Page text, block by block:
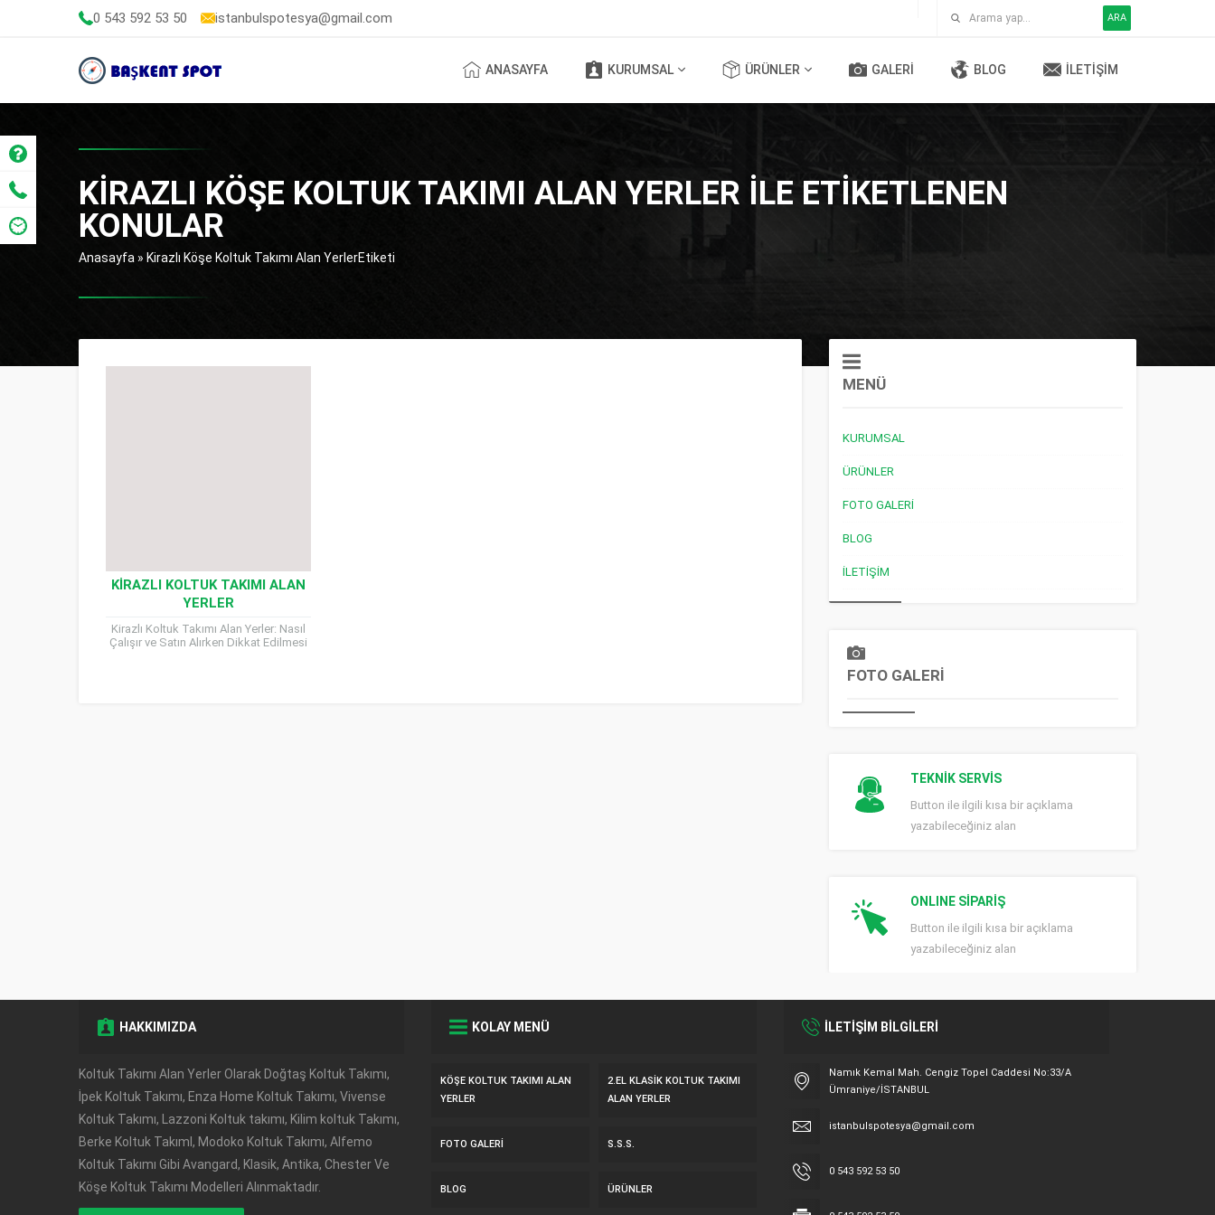
0 543 592 53 50 istanbulspotesya@gmail.com ARA
ANASAYFA KURUMSAL ÜRÜNLER GALERI BLOG İLETIŞIM
KIRAZLI KÖŞE KOLTUK TAKIMI ALAN YERLER ILE ETIKETLENEN
KONULAR
Anasayfa » Kirazlı Köşe Koltuk Takımı Alan YerlerEtiketi
KIRAZLI KOLTUK TAKIMI ALAN
YERLER
Kirazlı Koltuk Takımı Alan Yerler: Nasıl
Çalışır ve Satın Alırken Dikkat Edilmesi
MENÜ
KURUMSAL
ÜRÜNLER
FOTO GALERI
BLOG
İLETIŞIM
FOTO GALERİ
TEKNİK SERVİS
Button ile ilgili kısa bir açıklama
yazabileceğiniz alan
ONLINE SİPARİŞ
Button ile ilgili kısa bir açıklama
yazabileceğiniz alan
HAKKIMIZDA
Koltuk Takımı Alan Yerler Olarak Doğtaş Koltuk Takımı,
İpek Koltuk Takımı, Enza Home Koltuk Takımı, Vivense
Koltuk Takımı, Lazzoni Koltuk takımı, Kilim koltuk Takımı,
Berke Koltuk TakımI, Modoko Koltuk Takımı, Alfemo
Koltuk Takımı Gibi Avangard, Klasik, Antika, Chester Ve
Köşe Koltuk Takımı Modelleri Alınmaktadır.
KOLAY MENÜ
KÖŞE KOLTUK TAKIMI ALAN
YERLER
2.EL KLASIK KOLTUK TAKIMI
ALAN YERLER
FOTO GALERI S.S.S.
BLOG ÜRÜNLER
İLETİŞİM BİLGİLERİ
Namık Kemal Mah. Cengiz Topel Caddesi No:33/A
Ümraniye/İSTANBUL
istanbulspotesya@gmail.com
0 543 592 53 50
Müşteri Temsilcisi